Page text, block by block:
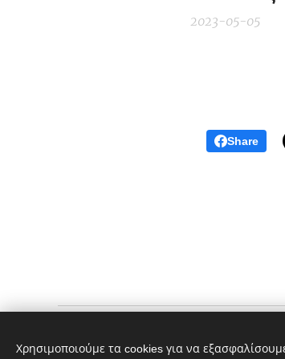
2023-05-05
Share
Χρησιμοποιούμε τα cookies για να